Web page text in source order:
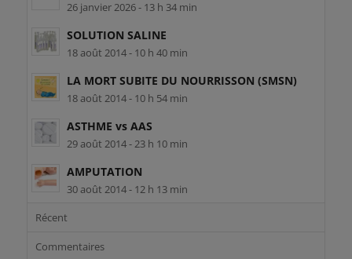
26 janvier 2026 - 13 h 34 min
SOLUTION SALINE
18 août 2014 - 10 h 40 min
LA MORT SUBITE DU NOURRISSON (SMSN)
18 août 2014 - 10 h 54 min
ASTHME vs AAS
29 août 2014 - 23 h 10 min
AMPUTATION
30 août 2014 - 12 h 13 min
Récent
Commentaires